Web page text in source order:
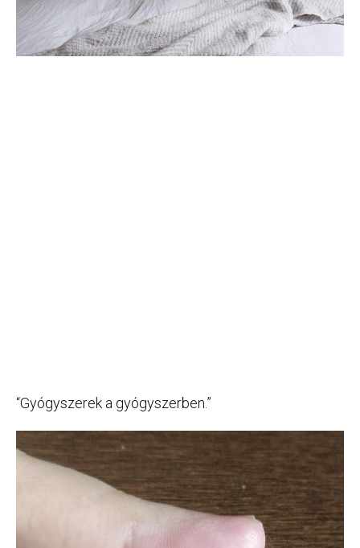
“Gyógyszerek a gyógyszerben.”